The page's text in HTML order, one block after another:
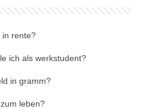
in rente?
ich als werkstudent?
in gramm?
leben?